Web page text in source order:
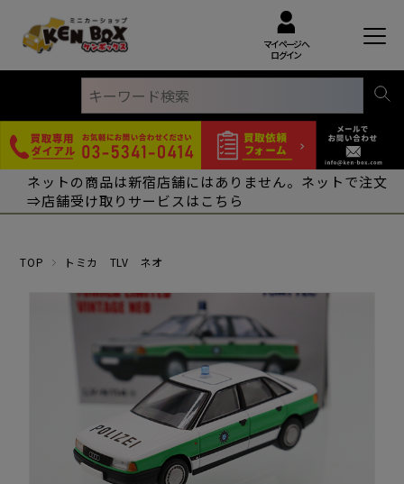
マイページへ
ログイン
ネットの商品は新宿店舗にはありません。ネットで注文
⇒店舗受け取りサービスはこちら
TOP トミカ TLV ネオ